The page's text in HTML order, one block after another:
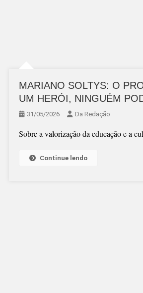
MARIANO SOLTYS: O
UM HERÓI, NINGUÉM
31/05/2026 Da Redação
Sobre a valorização da educação e a
Continue lendo